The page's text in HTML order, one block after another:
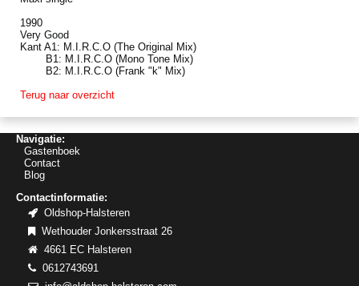
1990
Very Good
Kant A1: M.I.R.C.O (The Original Mix)
B1: M.I.R.C.O (Mono Tone Mix)
B2: M.I.R.C.O (Frank "k" Mix)
Terug naar overzicht
Navigatie:
Gastenboek
Contact
Blog
Contactinformatie:
Oldshop-Halsteren
Wethouder Jonkersstraat 26
4661 EC Halsteren
0612743691